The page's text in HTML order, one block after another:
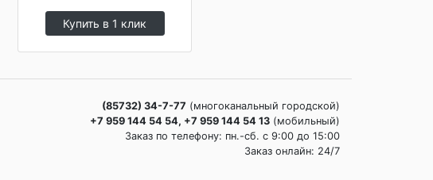
Купить в 1 клик
(85732) 34-7-77 (многоканальный городской)
+7 959 144 54 54, +7 959 144 54 13 (мобильный)
Заказ по телефону: пн.-сб. c 9:00 до 15:00
Заказ онлайн: 24/7